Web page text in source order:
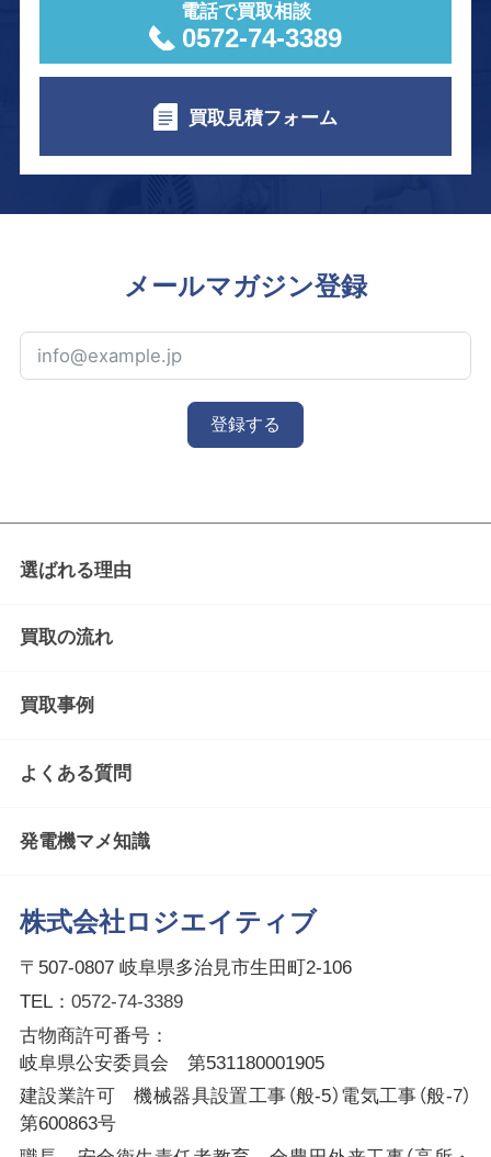
電話で買取相談
0572-74-3389
買取見積フォーム
メールマガジン登録
登録する
株式会社ロジエイティブ
〒507-0807 岐阜県多治見市生田町2-106
TEL： 0572-74-3389
古物商許可番号：
岐阜県公安委員会 第531180001905
建設業許可 機械器具設置工事（般-5）電気工事（般-7）
第600863号
選ばれる理由
買取の流れ
買取事例
よくある質問
発電機マメ知識